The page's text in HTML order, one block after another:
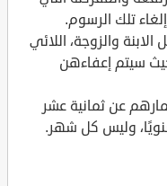
تلك الرسوم.
والزوجة، اللائي
سيتم إعفاءهن
عن ثمانية عشر
وليس كل شهر.